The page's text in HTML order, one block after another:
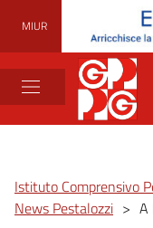
MIUR
Istituto Comprensivo
News Pestalozzi > A